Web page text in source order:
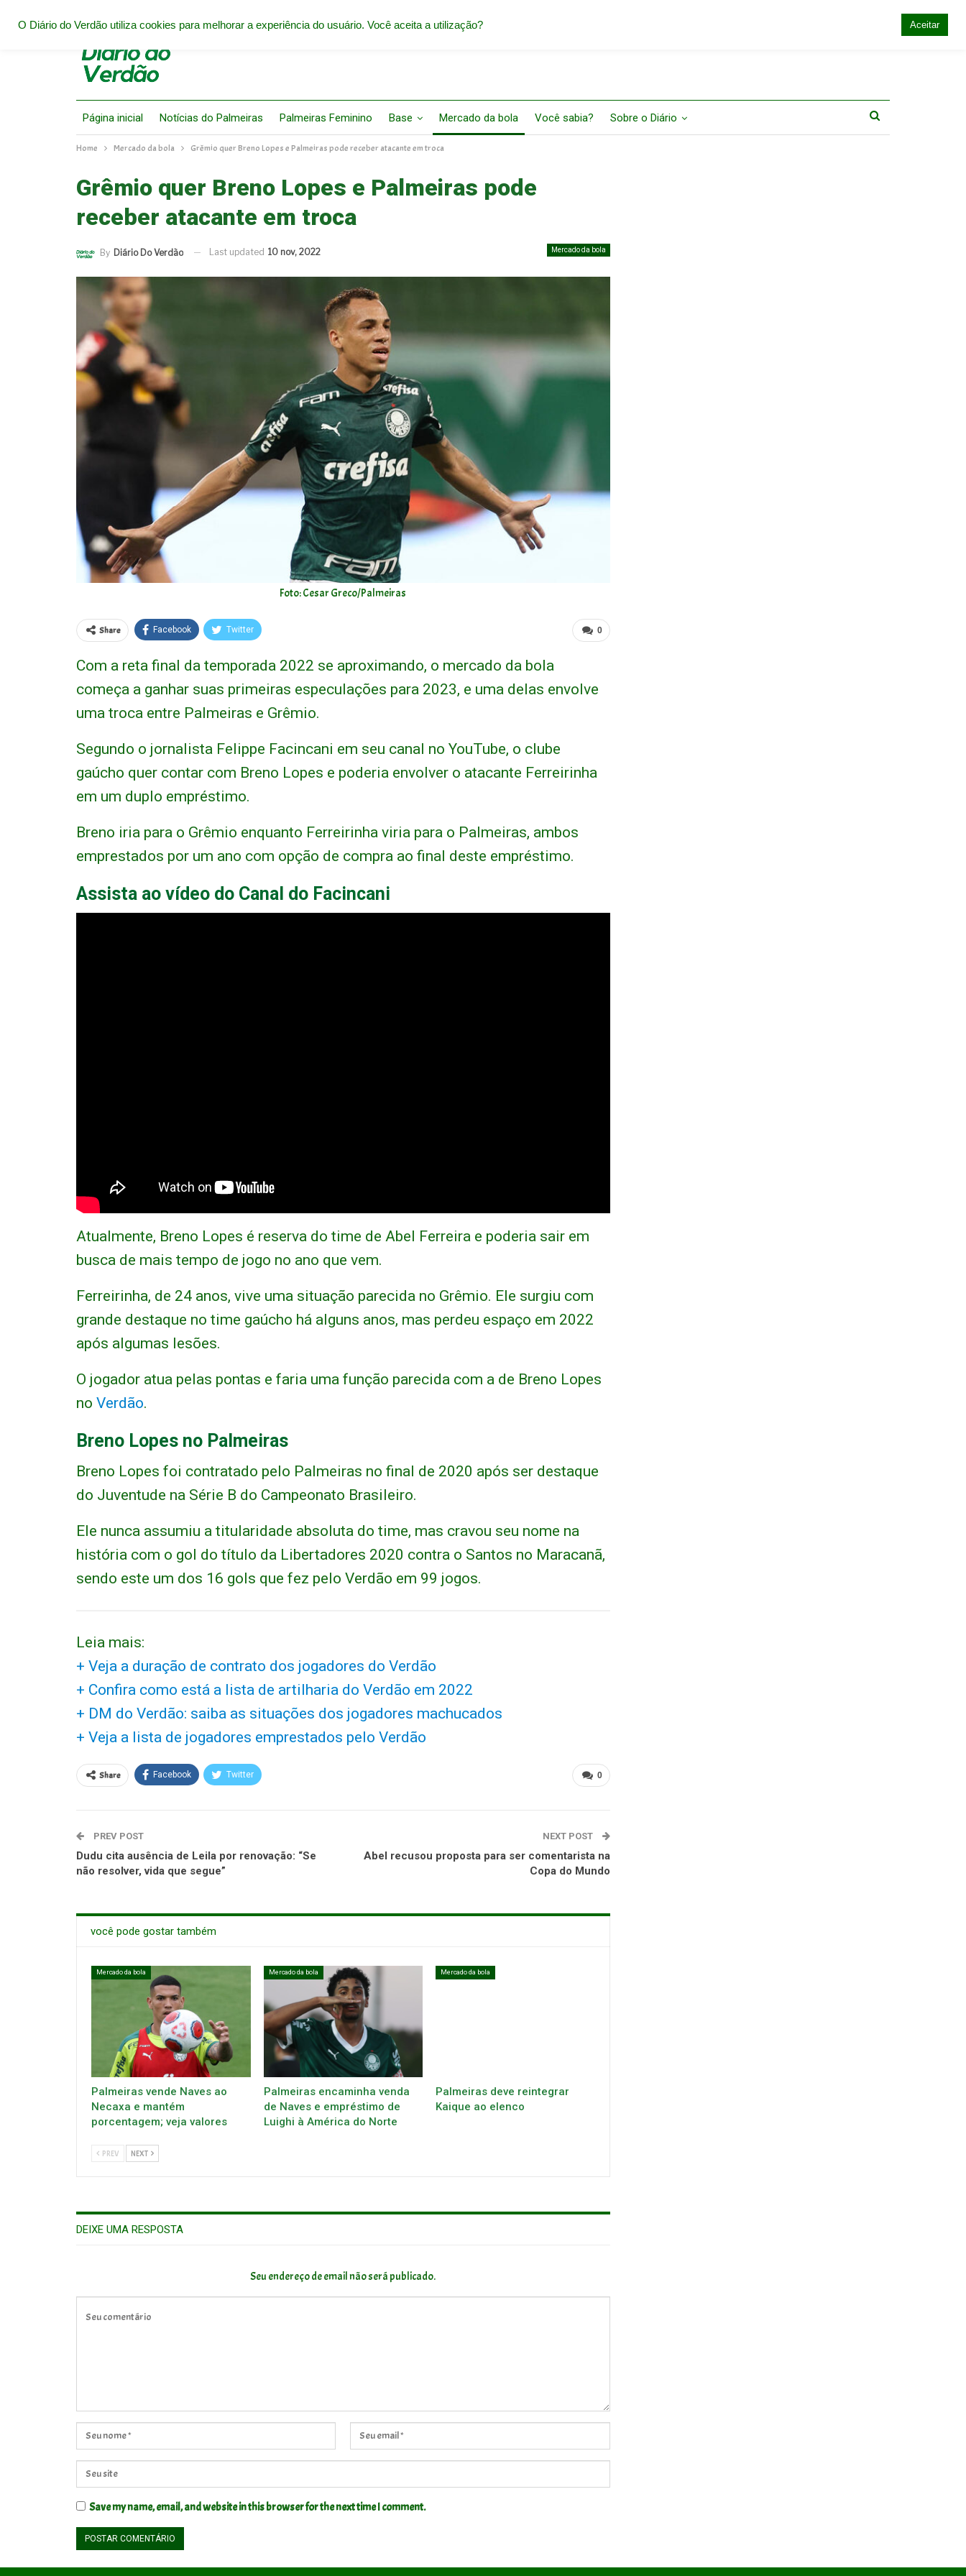
Página inicial Notícias do Palmeiras Palmeiras Feminino Base Mercado da bola Você sabia? Sobre o Diário
Home Mercado da bola Grêmio quer Breno Lopes e Palmeiras pode receber atacante em troca
Grêmio quer Breno Lopes e Palmeiras pode
receber atacante em troca
Mercado da bola
By Diário Do Verdão Last updated 10 nov, 2022
Foto: Cesar Greco/Palmeiras
0
Share Facebook Twitter
Com a reta final da temporada 2022 se aproximando, o mercado da bola
começa a ganhar suas primeiras especulações para 2023, e uma delas envolve
uma troca entre Palmeiras e Grêmio.
Segundo o jornalista Felippe Facincani em seu canal no YouTube, o clube
gaúcho quer contar com Breno Lopes e poderia envolver o atacante Ferreirinha
em um duplo empréstimo.
Breno iria para o Grêmio enquanto Ferreirinha viria para o Palmeiras, ambos
emprestados por um ano com opção de compra ao final deste empréstimo.
Assista ao vídeo do Canal do Facincani
Atualmente, Breno Lopes é reserva do time de Abel Ferreira e poderia sair em
busca de mais tempo de jogo no ano que vem.
Ferreirinha, de 24 anos, vive uma situação parecida no Grêmio. Ele surgiu com
grande destaque no time gaúcho há alguns anos, mas perdeu espaço em 2022
após algumas lesões.
O jogador atua pelas pontas e faria uma função parecida com a de Breno Lopes
no Verdão.
Breno Lopes no Palmeiras
Breno Lopes foi contratado pelo Palmeiras no final de 2020 após ser destaque
do Juventude na Série B do Campeonato Brasileiro.
Ele nunca assumiu a titularidade absoluta do time, mas cravou seu nome na
história com o gol do título da Libertadores 2020 contra o Santos no Maracanã,
sendo este um dos 16 gols que fez pelo Verdão em 99 jogos.
Leia mais:
+ Veja a duração de contrato dos jogadores do Verdão
+ Confira como está a lista de artilharia do Verdão em 2022
+ DM do Verdão: saiba as situações dos jogadores machucados
+ Veja a lista de jogadores emprestados pelo Verdão
0
Share Facebook Twitter
PREV POST
Dudu cita ausência de Leila por renovação: “Se
não resolver, vida que segue”
NEXT POST
Abel recusou proposta para ser comentarista na
Copa do Mundo
você pode gostar também
Mercado da bola
Palmeiras vende Naves ao
Necaxa e mantém
porcentagem; veja valores
Mercado da bola
Palmeiras encaminha venda
de Naves e empréstimo de
Luighi à América do Norte
Mercado da bola
Palmeiras deve reintegrar
Kaique ao elenco
PREV NEXT
DEIXE UMA RESPOSTA
Seu endereço de email não será publicado.
Save my name, email, and website in this browser for the next time I comment.
O Diário do Verdão utiliza cookies para melhorar a experiência do usuário. Você aceita a utilização? Aceitar